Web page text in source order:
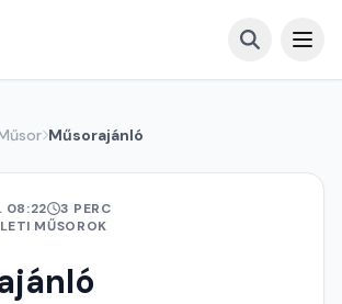
Műsorajánló
08:22
3 PERC
MŰSOROK